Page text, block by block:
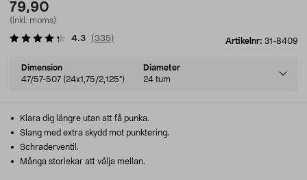
79,90
(inkl. moms)
Artikelnr: 31-8409
4.3 (335)
Select
variant
Dimension
47/57-507 (24x1,75/2,125")
Diameter
24 tum
Klara dig längre utan att få punka.
Slang med extra skydd mot punktering.
Schraderventil.
Många storlekar att välja mellan.